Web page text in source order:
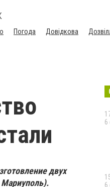
Погода Довідкова
двух
6
6